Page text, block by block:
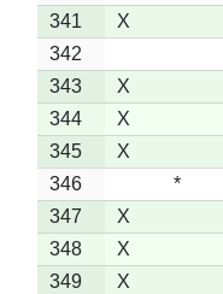
341
X
342
343
X
344
X
345
X
346
*
347
X
348
X
349
X